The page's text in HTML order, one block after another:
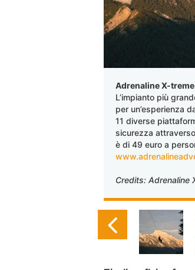
Adrenaline X-
L’impianto più
per un’esperienza
11 diverse
sicurezza
è di 49 euro a
Credits: Adrenaline